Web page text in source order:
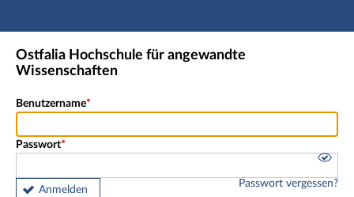
Hauptnavigation
Shibboleth Login
Ostfalia Hochschule für angewandte
Wissenschaften
Benutzername
Passwort
Anmelden
Passwort vergessen?